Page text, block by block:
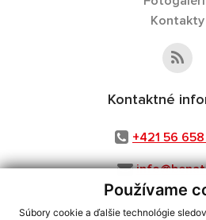
Používame
Súbory cookie a ďalšie technológie
Kontakty
Kontaktné
+421 56